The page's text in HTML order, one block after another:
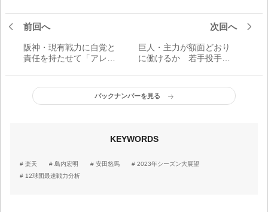
前回へ
阪神・現有戦力に自覚と
責任を持たせて「アレ」
分析
次回へ
巨人・主力が額面どおり
に働けるか 若手投手の
速戦力分析
バックナンバーを見る
KEYWORDS
楽天 島内宏明 安田悠馬
2023年シーズン大展望
12球団最速戦力分析